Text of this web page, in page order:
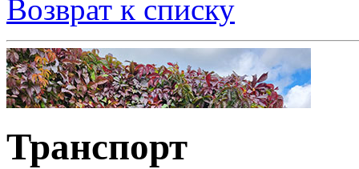
Возврат к списку
Транспорт